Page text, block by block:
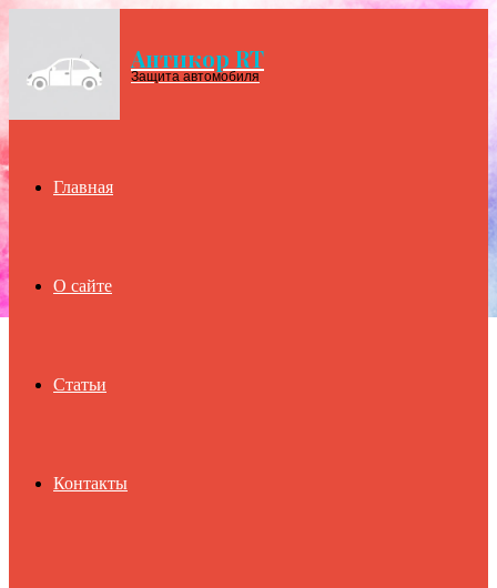
Антикор RT
Защита автомобиля
Главная
О сайте
Статьи
Контакты